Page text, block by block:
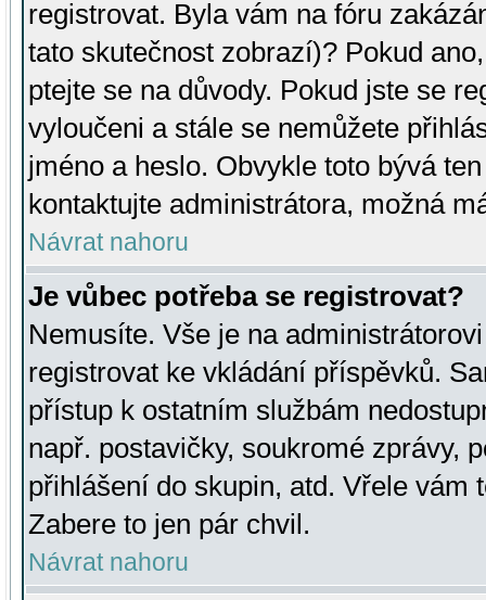
registrovat. Byla vám na fóru
tato skutečnost zobrazí)? Pokud
ptejte se na důvody. Pokud jste se
vyloučeni a stále se nemůžete
jméno a heslo. Obvykle toto bývá
kontaktujte administrátora, možná
Návrat nahoru
Je vůbec potřeba se registrovat?
Nemusíte. Vše je na
registrovat ke vkládání příspěvků.
přístup k ostatním službám
např. postavičky, soukromé zprávy,
přihlášení do skupin, atd. Vřele vám
Zabere to jen pár chvil.
Návrat nahoru